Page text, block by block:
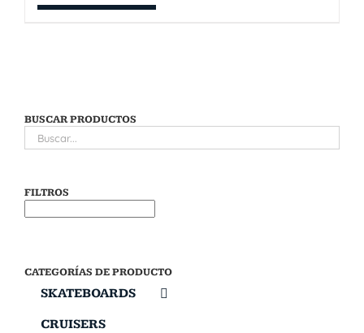
BUSCAR PRODUCTOS
FILTROS
CATEGORÍAS DE PRODUCTO
SKATEBOARDS
CRUISERS